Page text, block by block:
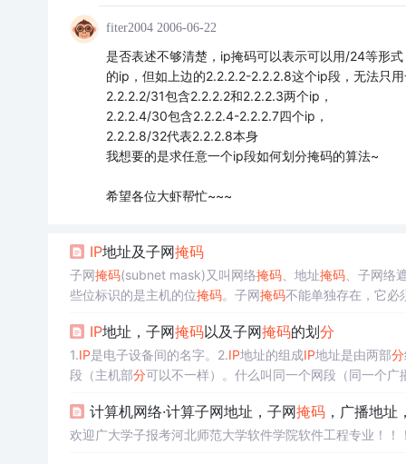
fiter2004 2006-06-22
是否表述不够清楚，ip掩码可以表示可以用/24等形
的ip，但如上边的2.2.2.2-2.2.2.8这个ip段，无法只
2.2.2.2/31包含2.2.2.2和2.2.2.3两个ip，
2.2.2.4/30包含2.2.2.4-2.2.2.7四个ip，
2.2.2.8/32代表2.2.2.8本身
我想要的是求任意一个ip段如何划分掩码的算法~
希望各位大虾帮忙~~~
IP地址及子网掩码
子网掩码(subnet mask)又叫网络掩码、地址掩码、子网络
些位标识的是主机的位掩码。子网掩码不能单独存在，它必
全是0的不可用（255，255，255,0）和全是1的不可用（
IP地址，子网掩码以及子网掩码的划分
1.IP是电子设备间的名字。2.IP地址的组成IP地址是由两部分
段（主机部分可以不一样）。什么叫同一个网段（同一个
个二进制。二进制...
计算机网络·计算子网地址，子网掩码，广播地址
欢迎广大学子报考河北师范大学软件学院软件工程专业！！！